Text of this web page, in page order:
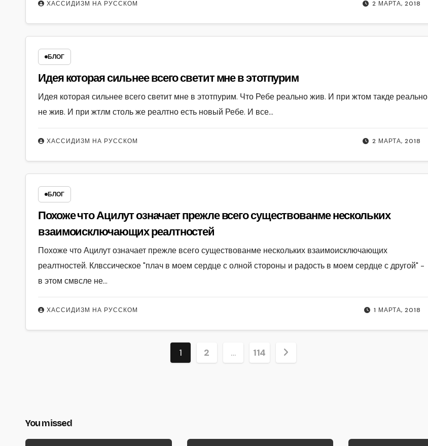
2 МАРТА, 2018
ХАССИДИЗМ НА РУССКОМ
БЛОГ
Идея которая сильнее всего светит мне в этотпурим
2 МАРТА, 2018
ХАССИДИЗМ НА РУССКОМ
Идея которая сильнее всего светит мне в этотпурим. Что Ребе реально жив. И при жтом такде реально
не жив. И при жтлм столь же реалтно есть новый Ребе. И все…
БЛОГ
Похоже что Ацилут означает прежле всего существованме нескольких
взаимоисключающих реалтностей
1 МАРТА, 2018
ХАССИДИЗМ НА РУССКОМ
Похоже что Ацилут означает прежле всего существованме нескольких взаимоисключающих
реалтностей. Клвссическое "плач в моем сердце с олной стороны и радость в моем сердце с другой" -
в этом смвсле не…
Пагинация
1 2 … 114
You missed